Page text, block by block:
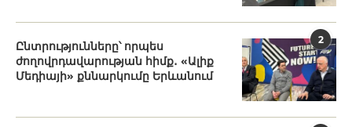
2
Ընտրությունները՝ որպես
ժողովրդավարության հիմք․ «Ալիք
Մեդիայի» քննարկումը Երևանում